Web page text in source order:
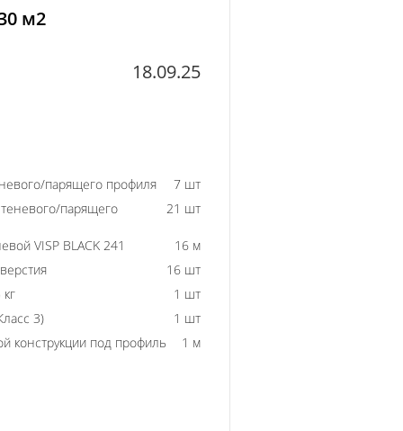
м2
18.09.25
парящего профиля
7 шт
парящего
21 шт
VISP BLACK 241
16 м
16 шт
1 шт
3)
1 шт
конструкции под профиль
1 м